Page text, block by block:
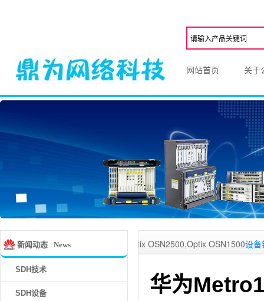
网站首页 关于
新闻动态 News
SDH技术
SDH设备
事华为Optix OSN3500 Optix OSN2500,Optix OSN1500设备销售的
华为